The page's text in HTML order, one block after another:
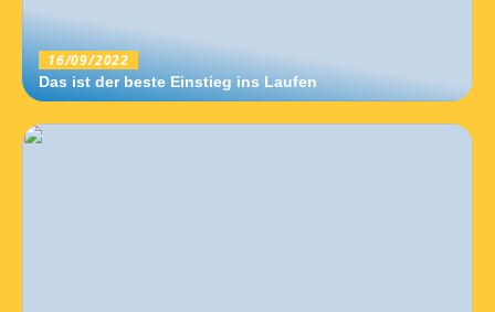
16/09/2022
Das ist der beste Einstieg ins Laufen